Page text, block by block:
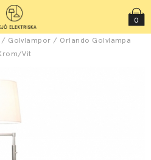
0
/ Golvlampor / Orlando Golvlampa
Vit